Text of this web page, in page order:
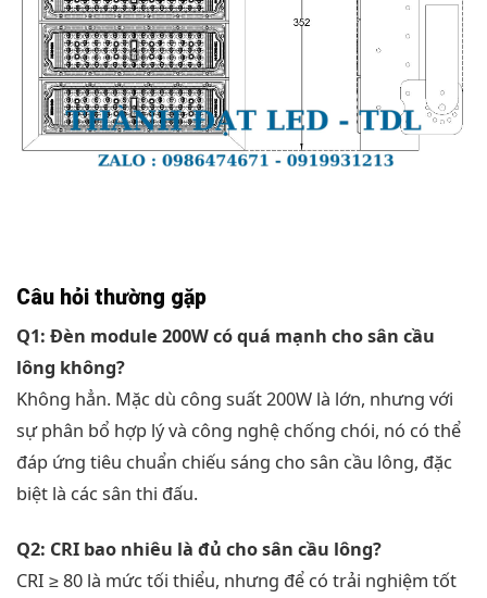
Câu hỏi thường gặp
Q1: Đèn module 200W có quá mạnh cho sân cầu
lông không?
Không hẳn. Mặc dù công suất 200W là lớn, nhưng với
sự phân bổ hợp lý và công nghệ chống chói, nó có thể
đáp ứng tiêu chuẩn chiếu sáng cho sân cầu lông, đặc
biệt là các sân thi đấu.
Q2: CRI bao nhiêu là đủ cho sân cầu lông?
CRI ≥ 80 là mức tối thiểu, nhưng để có trải nghiệm tốt